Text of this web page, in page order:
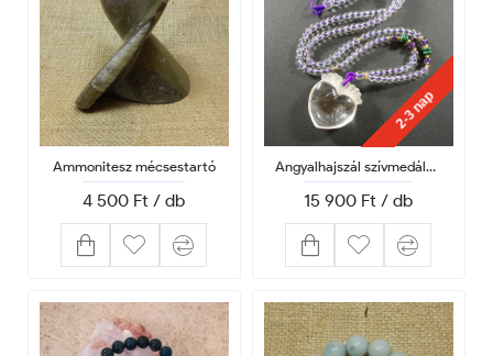
Ammonitesz mécsestartó
4 500 Ft / db
2-3 nap
Angyalhajszál szívmedálban hegyikristály láncon
15 900 Ft / db